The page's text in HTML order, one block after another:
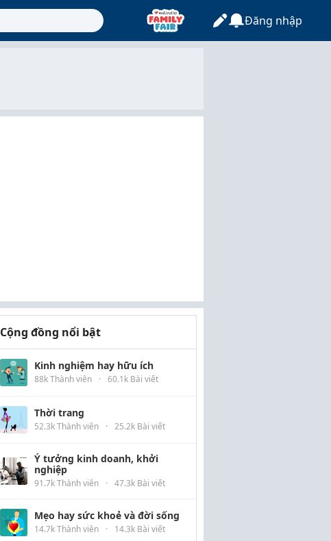
Đăng nhập
Cộng đồng nổi bật
Kinh nghiệm hay hữu ích
88k Thành viên · 60.1k Bài viết
Thời trang
52.3k Thành viên · 25.2k Bài viết
Ý tưởng kinh doanh, khởi
nghiệp
91.7k Thành viên · 47.3k Bài viết
Mẹo hay sức khoẻ và đời sống
14.7k Thành viên · 14.3k Bài viết